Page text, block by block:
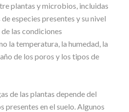
plantas y microbios, incluidas
especies presentes y su nivel
las condiciones
la temperatura, la humedad, la
de los poros y los tipos de
de las plantas depende del
presentes en el suelo. Algunos